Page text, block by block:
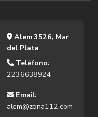
Alem 3526, Mar
del Plata
Teléfono:
2236638924
Email:
alem@zona112.com